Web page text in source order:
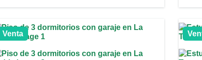
Venta